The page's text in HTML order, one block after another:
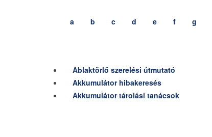
a b c d e f g
Ablaktörlő szerelési útmutató
Akkumulátor hibakeresés
Akkumulátor tárolási tanácsok